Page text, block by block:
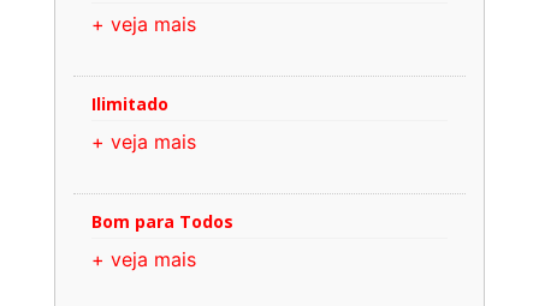
+ veja mais
Ilimitado
+ veja mais
Bom para Todos
+ veja mais